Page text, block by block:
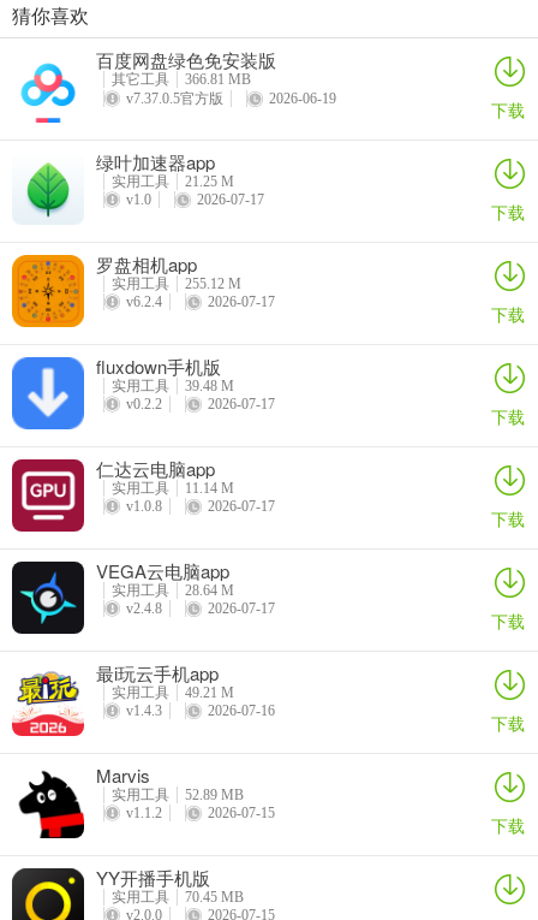
4、Walk Play拥有直观、易用的用户界面，设计优雅且功能操作简
便。通过简单的滑动条和按钮进行设置，快速上手，提升了用户的操
作效率。
v2.3.7版本
修改了部分已知bug；
优化部分页面UI体验。
VEGA云电脑app
详情
2026百度网盘手机客户端
详情
最i玩云手机app
Marvis
猜你喜欢
百度网盘绿色免安装版
其它工具
366.81 MB
v7.37.0.5官方版
2026-06-19 下载
绿叶加速器app
实用工具
21.25 M
v1.0
2026-07-17 下载
罗盘相机app
实用工具
255.12 M
v6.2.4
2026-07-17 下载
fluxdown手机版
实用工具
39.48 M
v0.2.2
2026-07-17 下载
仁达云电脑app
实用工具
11.14 M
v1.0.8
2026-07-17 下载
VEGA云电脑app
实用工具
28.64 M
v2.4.8
2026-07-17 下载
最i玩云手机app
实用工具
49.21 M
v1.4.3
2026-07-16 下载
Marvis
实用工具
52.89 MB
v1.1.2
2026-07-15 下载
YY开播手机版
实用工具
70.45 MB
v2.0.0
2026-07-15